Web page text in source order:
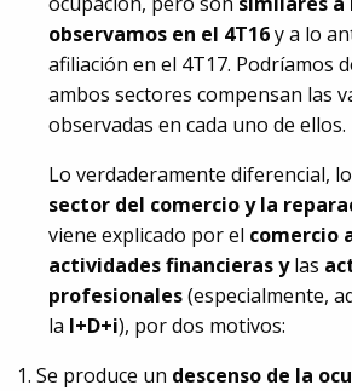
observamos en el 4T16y a lo
afiliación en el 4T17. Podríamos
ambos sectores compensan las
observadas en cada uno de ellos.
Lo verdaderamente diferencial,
sector del comercio y la
viene explicado por el comercio
actividades financieras ylas
profesionales(especialmente,
la I+D+i), por dos motivos:
Se produce un descenso de la